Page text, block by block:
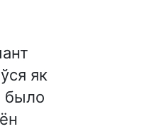
як
было